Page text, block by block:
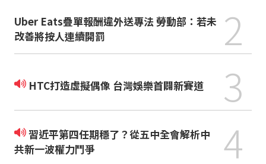
Uber Eats疊單報酬違外送專法 勞動部：若未
改善將按人連續開罰
2
HTC打造虛擬偶像 台灣娛樂首闢新賽道 3
習近平第四任期穩了？從五中全會解析中
共新一波權力鬥爭
4